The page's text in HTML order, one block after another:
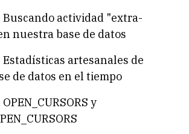
Buscando actividad "extra-
nuestra base de datos
Estadísticas artesanales de
de datos en el tiempo
y